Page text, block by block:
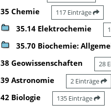
35 Chemie 117 Einträge
35.14 Elektrochemie
35.70 Biochemie:
38 Geowissenschaften 28
39 Astronomie 2 Einträge
42 Biologie 135 Einträge